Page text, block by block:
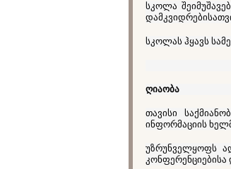
სკოლა
სკოლას ჰყავს
ღიაობა
თავისი
ინფორმაციის
უზრუნველყოფს
კონფერენციებისა